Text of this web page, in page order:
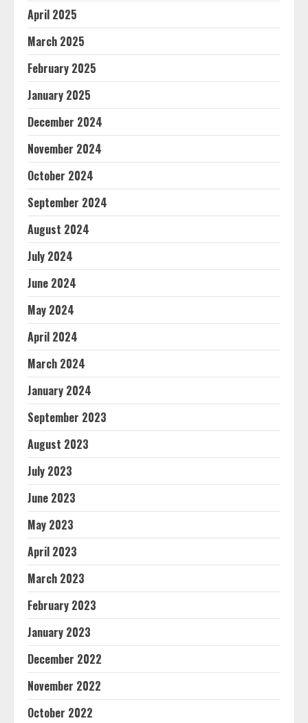
April 2025
March 2025
February 2025
January 2025
December 2024
November 2024
October 2024
September 2024
August 2024
July 2024
June 2024
May 2024
April 2024
March 2024
January 2024
September 2023
August 2023
July 2023
June 2023
May 2023
April 2023
March 2023
February 2023
January 2023
December 2022
November 2022
October 2022